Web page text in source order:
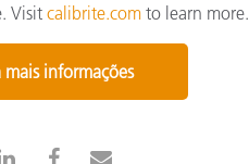
Visit calibrite.com to learn more.
informações